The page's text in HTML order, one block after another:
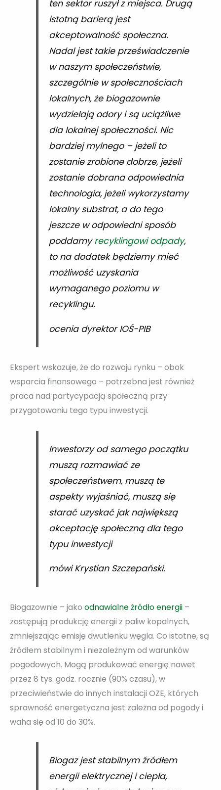
ten sektor ruszył z miejsca. Drugą
istotną barierą jest
akceptowalność społeczna.
Nadal jest takie przeświadczenie
w naszym społeczeństwie,
szczególnie w społecznościach
lokalnych, że biogazownie
wydzielają odory i są uciążliwe
dla lokalnej społeczności. Nic
bardziej mylnego – jeżeli to
zostanie zrobione dobrze, jeżeli
zostanie dobrana odpowiednia
technologia, jeżeli wykorzystamy
lokalny substrat, a do tego
jeszcze w odpowiedni sposób
poddamyrecyklingowi odpady,
to na dodatek będziemy mieć
możliwość uzyskania
wymaganego poziomu w
recyklingu.
ocenia dyrektor IOŚ-PIB
Ekspert wskazuje, że do rozwoju rynku – obok
wsparcia finansowego – potrzebna jest również
praca nad partycypacją społeczną przy
przygotowaniu tego typu inwestycji.
Inwestorzy od samego początku
muszą rozmawiać ze
społeczeństwem, muszą te
aspekty wyjaśniać, muszą się
starać uzyskać jak największą
akceptację społeczną dla tego
typu inwestycji
mówi Krystian Szczepański.
Biogazownie – jako odnawialne źródło energii –
zastępują produkcję energii z paliw kopalnych,
zmniejszając emisję dwutlenku węgla. Co istotne, są
źródłem stabilnym i niezależnym od warunków
pogodowych. Mogą produkować energię nawet
przez 8 tys. godz. rocznie (90% czasu), w
przeciwieństwie do innych instalacji OZE, których
sprawność energetyczna jest zależna od pogody i
waha się od 10 do 30%.
Biogaz jest stabilnym źródłem
energii elektrycznej i ciepła,